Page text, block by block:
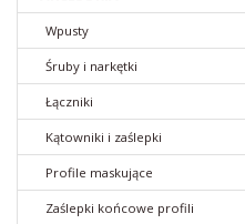
Wpusty
Śruby i narkętki
Łączniki
Kątowniki i zaślepki
Profile maskujące
Zaślepki końcowe profili